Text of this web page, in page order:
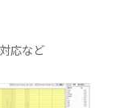
応など